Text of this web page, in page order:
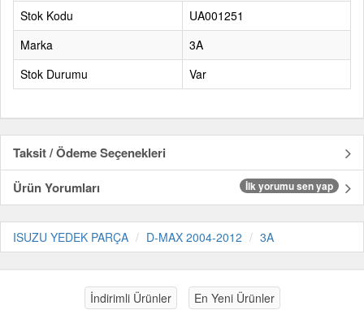
Stok Kodu
UA001251
Marka
3A
Stok Durumu
Var
Taksit / Ödeme Seçenekleri
Ürün Yorumları
İlk yorumu sen yap
ISUZU YEDEK PARÇA D-MAX 2004-2012 3A
İndirimli Ürünler En Yeni Ürünler